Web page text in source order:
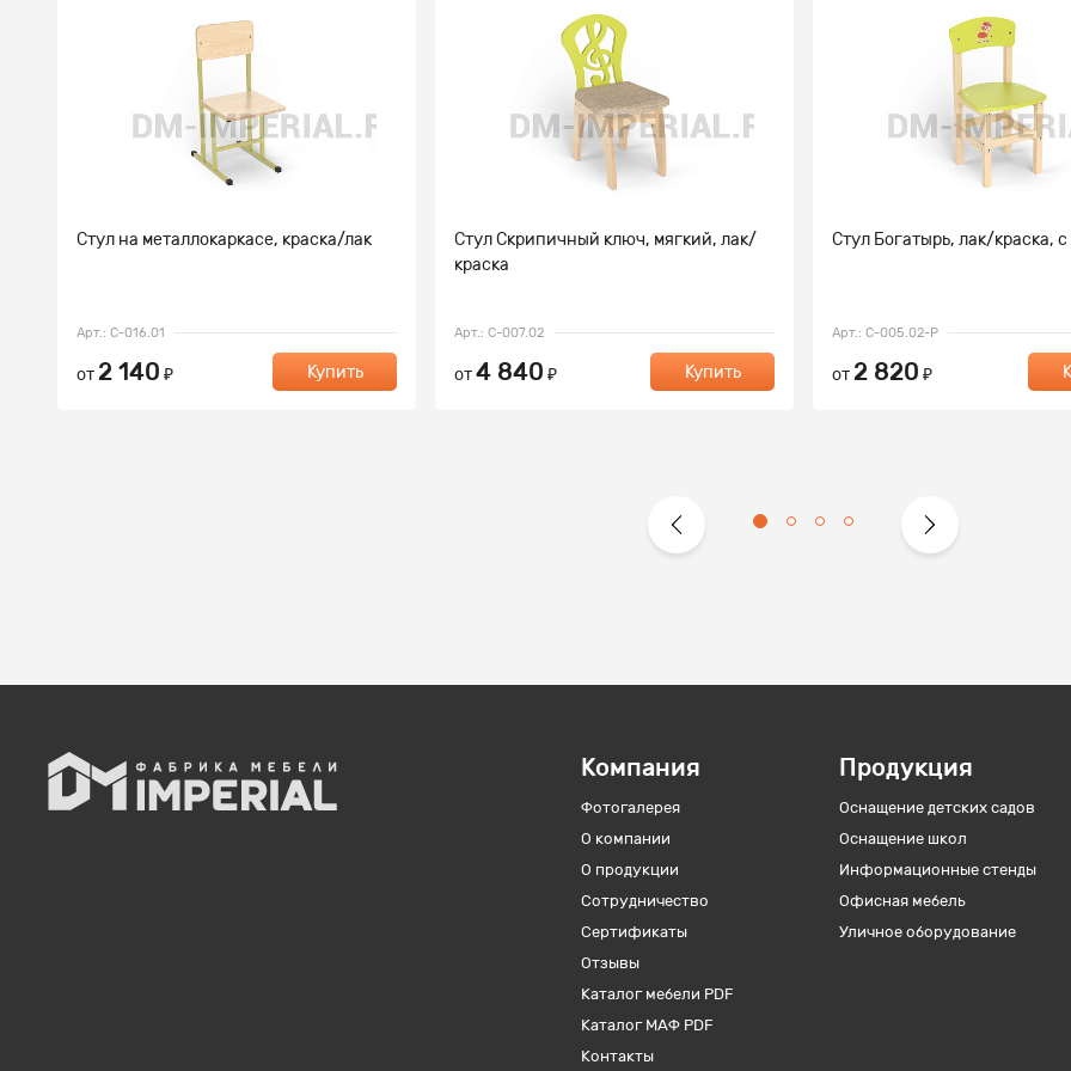
Стул на металлокаркасе, краска/лак
Арт.: С-016.01
от 2 140 ₽ Купить
Стул Скрипичный ключ, мягкий, лак/
краска
Арт.: С-007.02
от4 840 ₽ Купить
Стул Богатырь, лак/краска,
Арт.: С-005.02-Р
от 2 820 ₽
Компания
Фотогалерея
О компании
О продукции
Сотрудничество
Сертификаты
Отзывы
Каталог мебели PDF
Каталог МАФ PDF
Контакты
Продукция
Оснащение детских садов
Оснащение школ
Информационные стенды
Офисная мебель
Уличное оборудование